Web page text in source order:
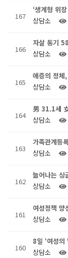
167
‘생계형 위
상담소
166
자살 동기
상담소
165
애증의 정체
상담소
164
男 31.1세
상담소
163
가족관계등
상담소
162
늘어나는 싱
상담소
161
여성정책 양
상담소
160
8일 ‘여성
상담소